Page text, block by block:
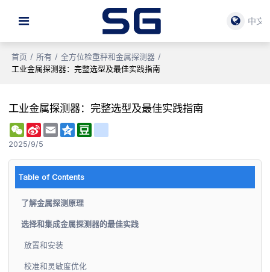
中文
首页 / 所有 / 全方位检重秤和金属探测器 /
工业金属探测器：完整选型及最佳实践指南
工业金属探测器：完整选型及最佳实践指南
WeChat
Sina
Weibo
Email Qzone
2025/9/5
Table of Contents
了解金属探测原理
选择和集成金属探测器的最佳实践
放置和安装
校准和灵敏度优化